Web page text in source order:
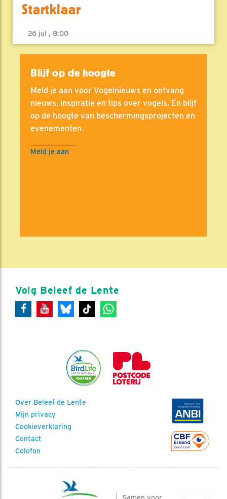
Startklaar
26 jul , 8:00
Blijf op de hoogte
Meld je aan voor Vogelnieuws en ontvang
nieuws, inspiratie en tips over vogels. En blijf
op de hoogte van beschermingsprojecten en
evenementen.
Meld je aan
Volg Beleef de Lente
Over Beleef de Lente
Mijn privacy
Cookieverklaring
Contact
Colofon